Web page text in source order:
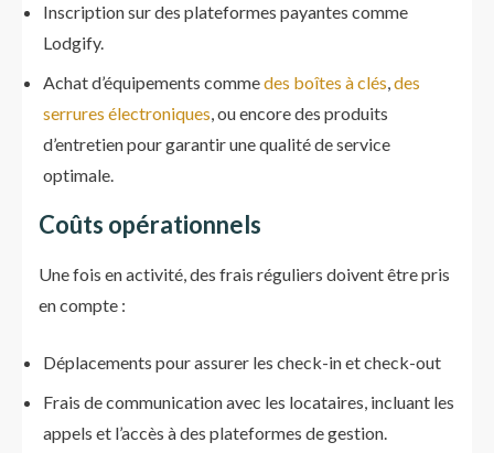
Inscription sur des plateformes payantes comme
Lodgify.
Achat d’équipements commedes boîtes à clés,des
serrures électroniques, ou encore des produits
d’entretien pour garantir une qualité de service
optimale.
Coûts opérationnels
Une fois en activité, des frais réguliers doivent être pris
en compte :
Déplacements pour assurer les check-in et check-out
Frais de communication avec les locataires, incluant les
appels et l’accès à des plateformes de gestion.